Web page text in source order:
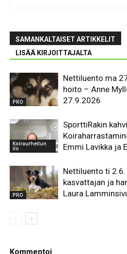
SAMANKALTAISET ARTIKKELIT
LISÄÄ KIRJOITTAJALTA
PRO
Nettiluento ma
hoito – Anne
27.9.2026
Koiraurheilun
ilo
SporttiRakin
Emmi Lavikka ja
PRO
Nettiluento ti
kasvattajan ja
Laura
Kommentoi